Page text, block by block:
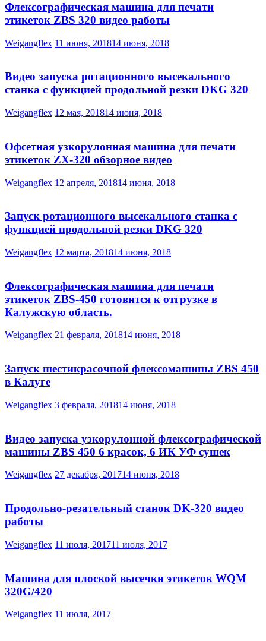
Флексографическая машина для печати
этикеток ZBS 320 видео работы
Weigangflex 11 июня, 201814 июня, 2018
Видео запуска ротационного высекального
станка с функцией продольной резки DKG 320
Weigangflex 12 мая, 201814 июня, 2018
Офсетная узкорулонная машина для печати
этикеток ZX-320 обзорное видео
Weigangflex 12 апреля, 201814 июня, 2018
Запуск ротационного высекального станка с
функцией продольной резки DKG 320
Weigangflex 12 марта, 201814 июня, 2018
Флексографическая машина для печати
этикеток ZBS-450 готовится к отгрузке в
Калужскую область.
Weigangflex 21 февраля, 201814 июня, 2018
Запуск шестикрасочной флексомашины ZBS 450
в Калуге
Weigangflex 3 февраля, 201814 июня, 2018
Видео запуска узкорулонной флексографической
машины ZBS 450 6 красок, 6 ИК УФ сушек
Weigangflex 27 декабря, 201714 июня, 2018
Продольно-резательный станок DK-320 видео
работы
Weigangflex 11 июля, 201711 июля, 2017
Машина для плоской высечки этикеток WQM
320G/420
Weigangflex 11 июля, 2017